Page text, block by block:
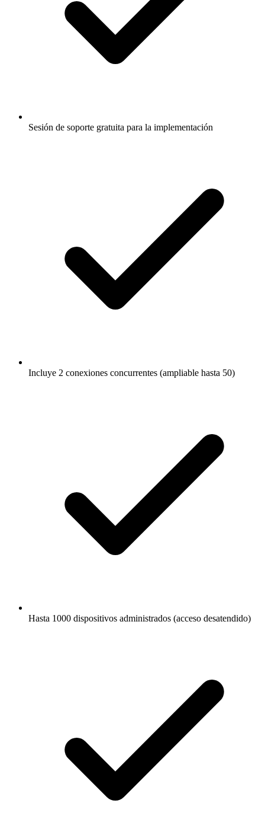
Sesión de soporte gratuita para la implementación
Incluye 2 conexiones concurrentes (ampliable hasta 50)
Hasta 1000 dispositivos administrados (acceso desatendido)